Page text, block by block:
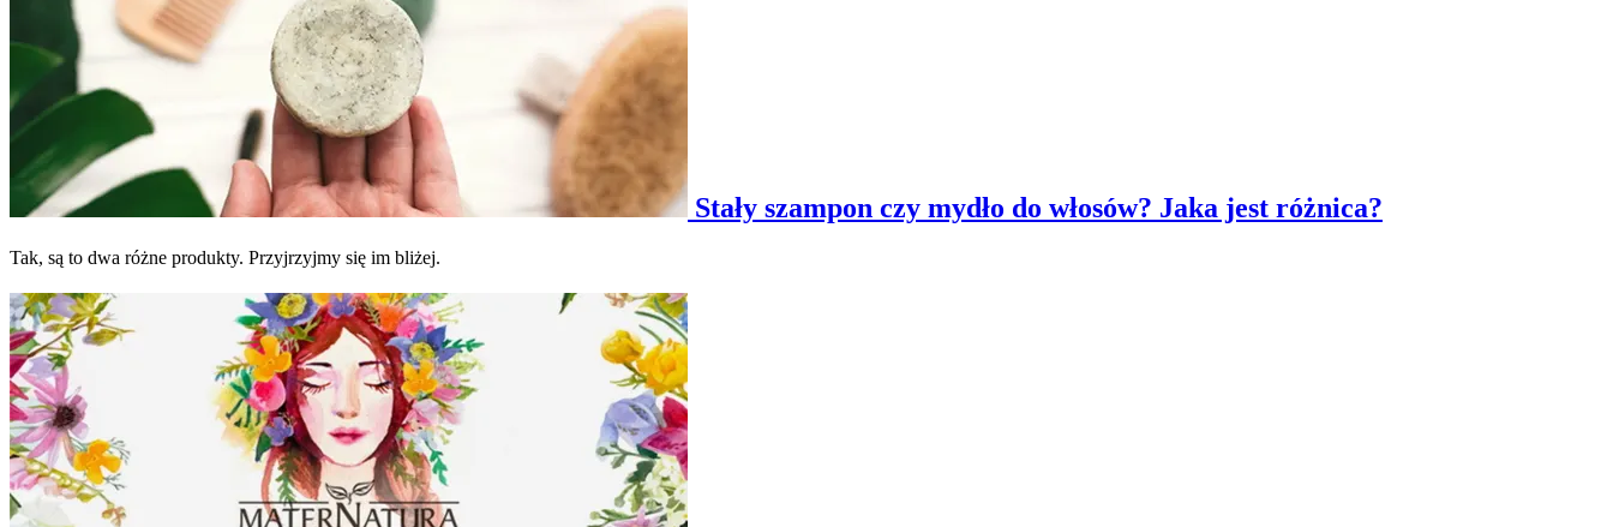
Stały szampon czy mydło do włosów? Jaka jest różnica?
Tak, są to dwa różne produkty. Przyjrzyjmy się im bliżej.